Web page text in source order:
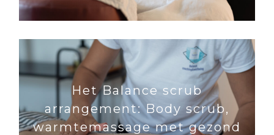
Het Balance scrub
arrangement: Body scrub,
warmtemassage met gezond